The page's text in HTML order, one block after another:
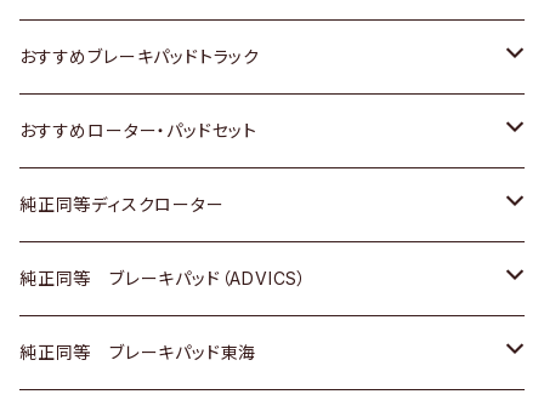
いすゞ
ダイハツ
マツダ
三菱
スバル
日産
いすゞ
ダイハツ
マツダ
三菱
日産
いすゞ
ダイハツ
三菱
日野
ホンダ
スズキ
日産
ダイハツ
マツダ
トヨタ
ホンダ
スズキ
日産
いすゞ
おすすめブレーキパッドトラック
トヨタ
日産
いすゞ
ダイハツ
おすすめローター・パッドセット
トヨタ
ホンダ
スズキ
純正同等ディスクローター
トヨタ
ホンダ
純正同等 ブレーキパッド（ADVICS）
トヨタ
純正同等 ブレーキパッド東海